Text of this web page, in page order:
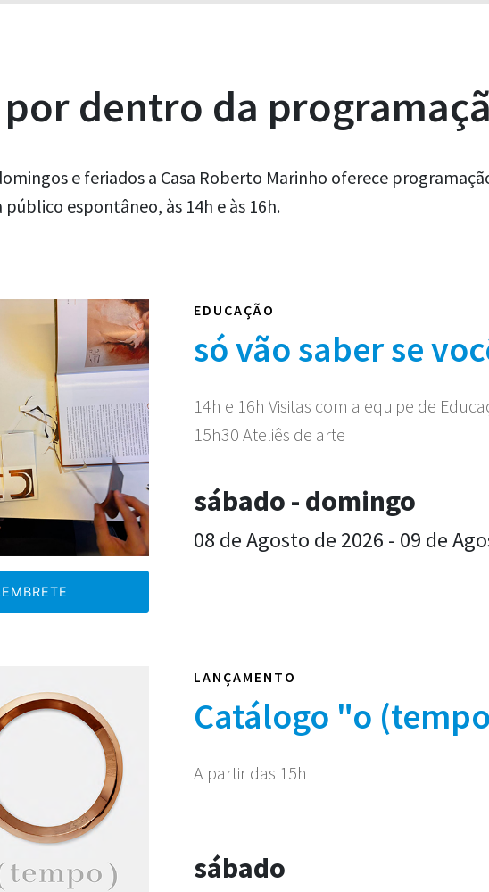
dentro da
e feriados a Casa Roberto Marinho oferece
público espontâneo, às 14h e às 16h.
EDUCAÇÃO
só vão saber se
14h e 16h Visitas com a equipe de
15h30 Ateliês de arte
sábado - domingo
08 de Agosto de 2026 - 09 de
LANÇAMENTO
Catálogo "o
A partir das 15h
sábado